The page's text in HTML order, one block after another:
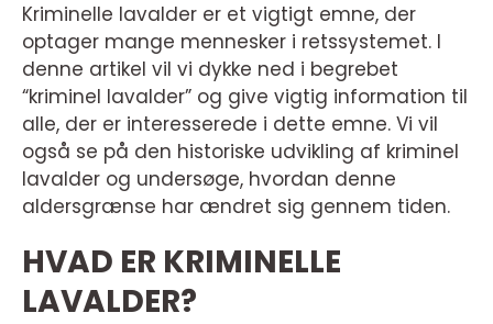
Kriminelle lavalder er et vigtigt emne, der
optager mange mennesker i retssystemet. I
denne artikel vil vi dykke ned i begrebet
“kriminel lavalder” og give vigtig information til
alle, der er interesserede i dette emne. Vi vil
også se på den historiske udvikling af kriminel
lavalder og undersøge, hvordan denne
aldersgrænse har ændret sig gennem tiden.
HVAD ER KRIMINELLE
LAVALDER?